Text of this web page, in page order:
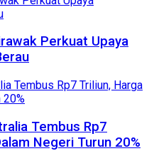
Perkuat Upaya
Tembus Rp7
Negeri Turun 20%